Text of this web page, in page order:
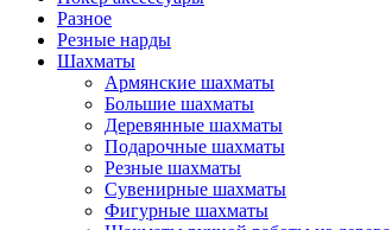
Разное
Резные нарды
Шахматы
Армянские шахматы
Большие шахматы
Деревянные шахматы
Подарочные шахматы
Резные шахматы
Сувенирные шахматы
Фигурные шахматы